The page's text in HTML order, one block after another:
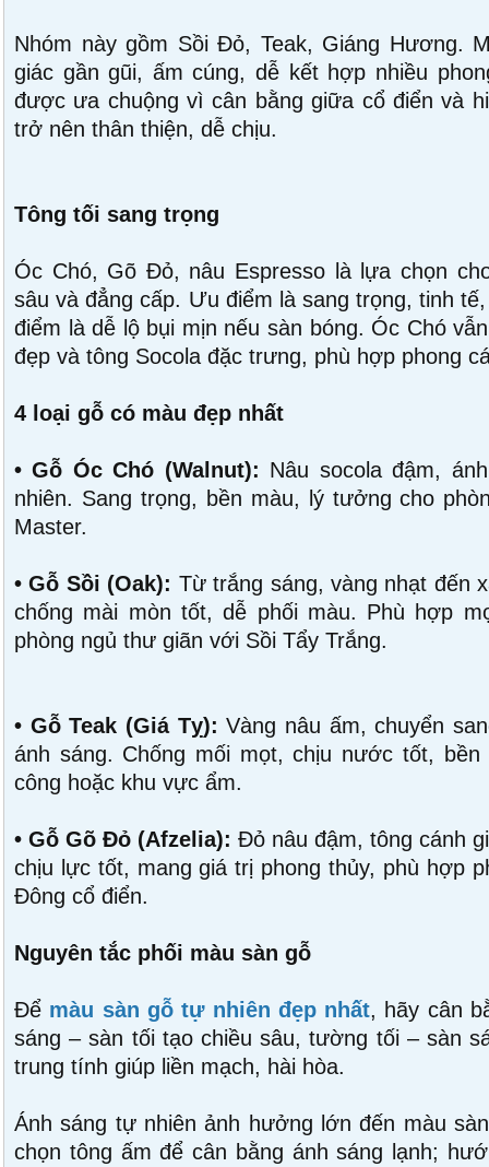
Nhóm này gồm Sồi Đỏ, Teak, Giáng Hương.
giác gần gũi, ấm cúng, dễ kết hợp nhiều
được ưa chuộng vì cân bằng giữa cổ điển và
trở nên thân thiện, dễ chịu.
Tông tối sang trọng
Óc Chó, Gõ Đỏ, nâu Espresso là lựa chọn
sâu và đẳng cấp. Ưu điểm là sang trọng, tinh
điểm là dễ lộ bụi mịn nếu sàn bóng. Óc Chó
đẹp và tông Socola đặc trưng, phù hợp phong
4 loại gỗ có màu đẹp nhất
• Gỗ Óc Chó (Walnut): Nâu socola đậm,
nhiên. Sang trọng, bền màu, lý tưởng cho
Master.
• Gỗ Sồi (Oak): Từ trắng sáng, vàng nhạt đến
chống mài mòn tốt, dễ phối màu. Phù hợp
phòng ngủ thư giãn với Sồi Tẩy Trắng.
• Gỗ Teak (Giá Tỵ): Vàng nâu ấm, chuyển
ánh sáng. Chống mối mọt, chịu nước tốt,
công hoặc khu vực ẩm.
• Gỗ Gõ Đỏ (Afzelia): Đỏ nâu đậm, tông cánh
chịu lực tốt, mang giá trị phong thủy, phù hợp
Đông cổ điển.
Nguyên tắc phối màu sàn gỗ
Để màu sàn gỗ tự nhiên đẹp nhất, hãy cân
sáng – sàn tối tạo chiều sâu, tường tối – sàn
trung tính giúp liền mạch, hài hòa.
Ánh sáng tự nhiên ảnh hưởng lớn đến màu
chọn tông ấm để cân bằng ánh sáng lạnh;